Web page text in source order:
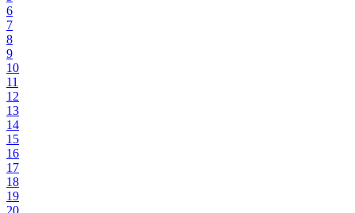
6
7
8
9
10
11
12
13
14
15
16
17
18
19
20